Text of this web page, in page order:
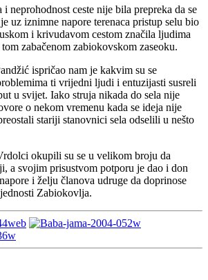
neprohodnost ceste nije bila prepreka da se
uz iznimne napore terenaca pristup selu bio
i krivudavom cestom značila ljudima
zabačenom zabiokovskom zaseoku.
ispričao nam je kakvim su se
ti vrijedni ljudi i entuzijasti susreli
u svijet. Iako struja nikada do sela nije
o nekom vremenu kada se ideja nije
stariji stanovnici sela odselili u nešto
okupili su se u velikom broju da
a svojim prisustvom potporu je dao i don
i želju članova udruge da doprinose
Zabiokovlja.